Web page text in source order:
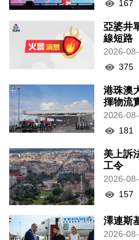
167
亞婆井
線短路
2026-
375
港珠澳
揮物流
2026-
181
美上訴
工令
2026-
157
澤連斯
2026-